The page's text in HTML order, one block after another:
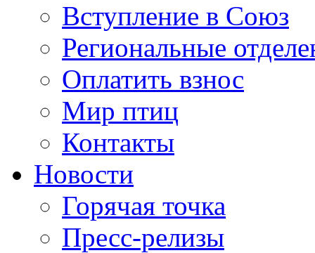
Вступление в Союз
Региональные
Оплатить взнос
Мир птиц
Контакты
Новости
Горячая точка
Пресс-релизы